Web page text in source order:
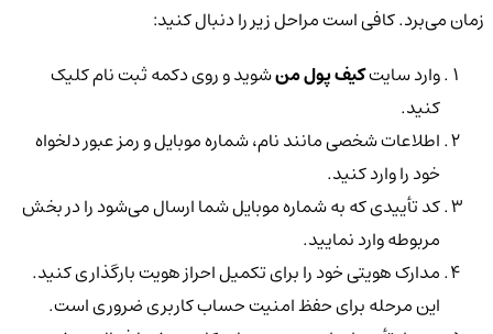
زمان می‌برد. کافی است مراحل زیر را دنبال کنید:
وارد سایتکیف پول منشوید و روی دکمه ثبت نام کلیک
کنید.
اطلاعات شخصی مانند نام، شماره موبایل و رمز عبور دلخواه
خود را وارد کنید.
کد تأییدی که به شماره موبایل شما ارسال می‌شود را در بخش
مربوطه وارد نمایید.
مدارک هویتی خود را برای تکمیل احراز هویت بارگذاری کنید.
این مرحله برای حفظ امنیت حساب کاربری ضروری است.